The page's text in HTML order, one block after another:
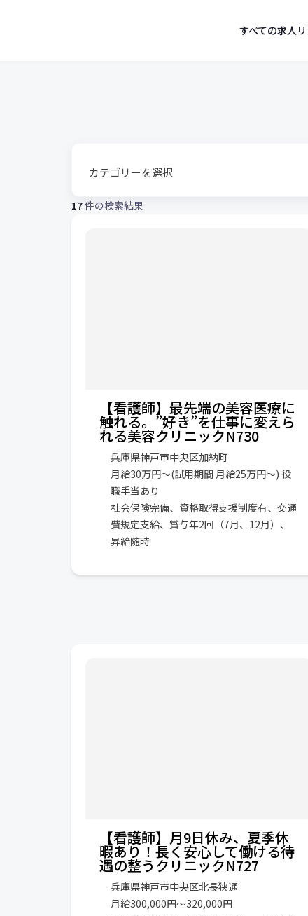
すべての求人
17件の検索結果
【看護師】最先端の美容医療に
触れる。”好き”を仕事に変えら
れる美容クリニックN730
兵庫県神戸市中央区加納町
月給30万円～(試用期間 月給25万円～) 役
職手当あり
社会保険完備、資格取得支援制度有、交通
費規定支給、賞与年2回（7月、12月）、
昇給随時
【看護師】月9日休み、夏季休
暇あり！長く安心して働ける待
遇の整うクリニックN727
兵庫県神戸市中央区北長狭通
月給300,000円〜320,000円